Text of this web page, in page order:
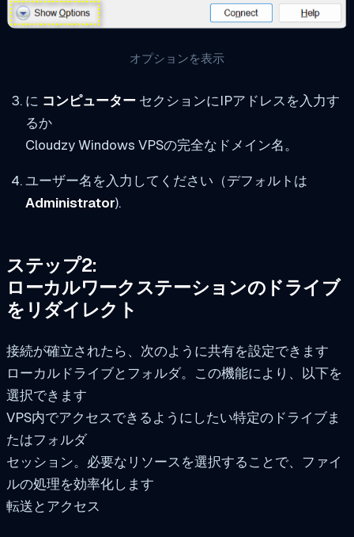
オプションを表示
に コンピューターセクションにIPアドレスを入力す
るか
Cloudzy Windows VPSの完全なドメイン名。
ユーザー名を入力してください（デフォルトは
Administrator).
ステップ2:
ローカルワークステーションのドライブ
をリダイレクト
接続が確立されたら、次のように共有を設定できます
ローカルドライブとフォルダ。この機能により、以下を
選択できます
VPS内でアクセスできるようにしたい特定のドライブま
たはフォルダ
セッション。必要なリソースを選択することで、ファイ
ルの処理を効率化します
転送とアクセス